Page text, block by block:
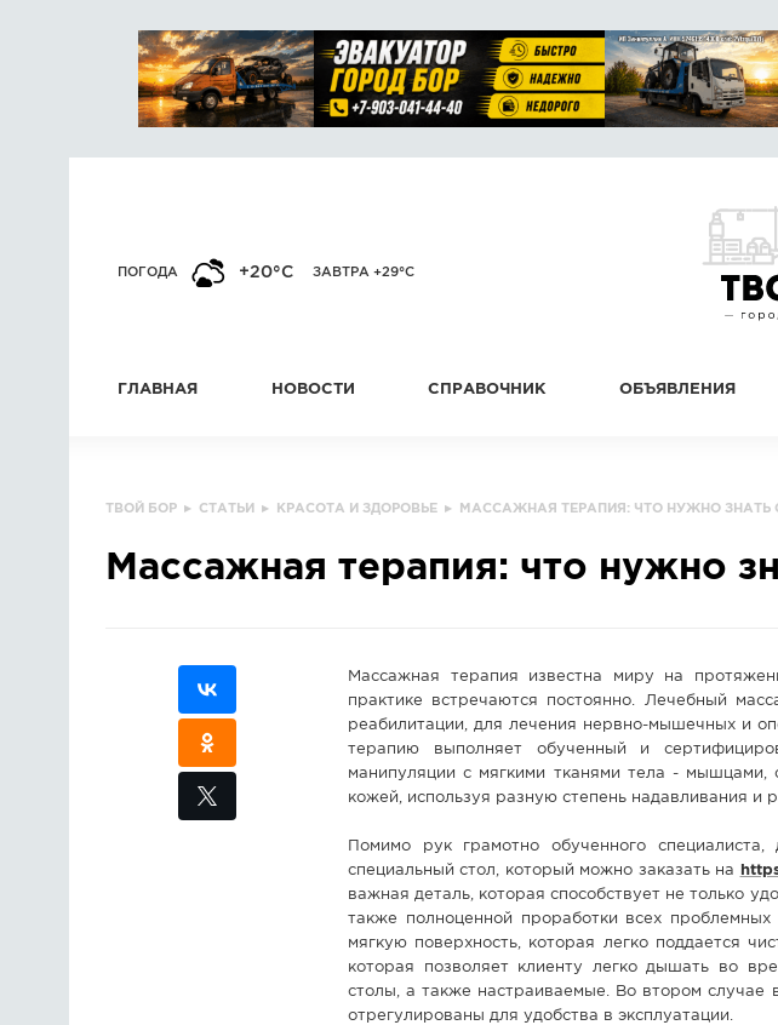
ПОГОДА +20°C ЗАВТРА +29°C
ГЛАВНАЯ НОВОСТИ СПРАВОЧНИК ОБЪЯВЛЕНИЯ
ТВОЙ БОР ▸ СТАТЬИ ▸ КРАСОТА И ЗДОРОВЬЕ ▸ МАССАЖНАЯ ТЕРАПИЯ: ЧТО НУЖНО ЗНАТЬ
Массажная терапия: что нужно
Массажная терапия известна миру на
практике встречаются постоянно. Лечебный
реабилитации, для лечения нервно-мышечных и
терапию выполняет обученный и
манипуляции с мягкими тканями тела - мышцами,
кожей, используя разную степень надавливания и
Помимо рук грамотно обученного
специальный стол, который можно заказать на
важная деталь, которая способствует не только
также полноценной проработки всех
мягкую поверхность, которая легко поддается
которая позволяет клиенту легко дышать во
столы, а также настраиваемые. Во втором случае
отрегулированы для удобства в эксплуатации.